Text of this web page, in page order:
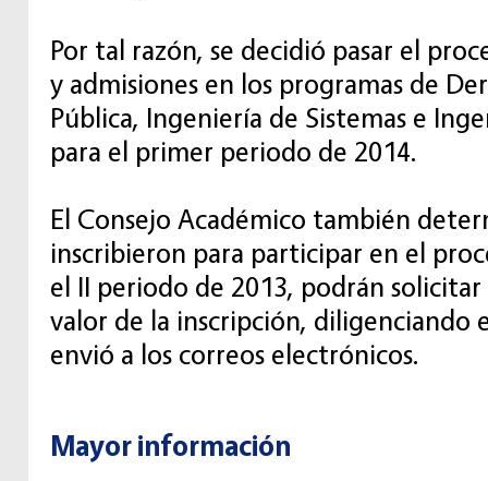
Por tal razón, se decidió pasar el
y admisiones en los programas de
Pública, Ingeniería de Sistemas e
para el primer periodo de 2014.
El Consejo Académico también
inscribieron para participar en el
el II periodo de 2013, podrán
valor de la inscripción, diligenciando
envió a los correos electrónicos.
Mayor información